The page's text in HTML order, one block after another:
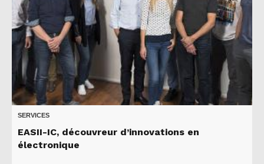
SERVICES
EASII-IC, découvreur d’innovations en
électronique